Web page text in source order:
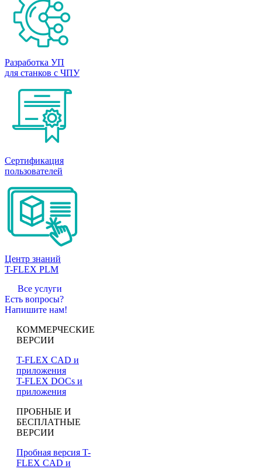
Разработка УП
для станков с ЧПУ
Сертификация
пользователей
Центр знаний
T-FLEX PLM
Все услуги
Есть вопросы?
Напишите нам!
КОММЕРЧЕСКИЕ
ВЕРСИИ
T-FLEX CAD и
приложения
T-FLEX DOCs и
приложения
ПРОБНЫЕ И
БЕСПЛАТНЫЕ
ВЕРСИИ
Пробная версия T-
FLEX CAD и